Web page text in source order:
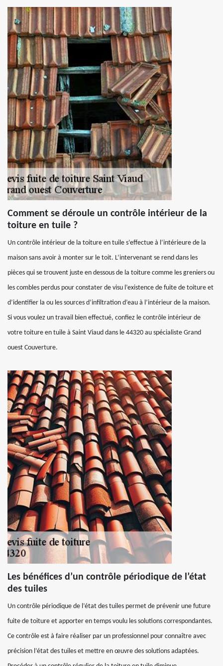
Comment se déroule un contrôle intérieur de la
toiture en tuile ?
Un contrôle intérieur de la toiture en tuile s’effectue à l’intérieure de la
maison sans avoir à monter sur le toit. L’intervenant se rend dans les
pièces qui se trouvent juste en dessous de la toiture comme les greniers ou
les combles perdus pour constater de visu l’existence de fuite de toiture et
d’identifier la ou les sources d’infiltration d’eau à l’intérieur de la maison.
Si vous voulez un travail bien effectué, confiez le contrôle intérieur de
votre toiture en tuile à Saint Viaud dans le 44320 au spécialiste Grand
ouest Couverture.
Les bénéfices d’un contrôle périodique de l’état
des tuiles
Un contrôle périodique de l’état des tuiles permet de prévenir une future
fuite de toiture et apporter en temps voulu les solutions correspondantes.
Ce contrôle est à faire réaliser par un professionnel pour connaître avec
précision l’état des tuiles et mettre en œuvre des solutions adaptées.